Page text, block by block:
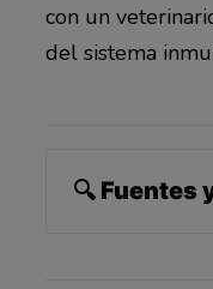
con un
del sistema
🔍 Fuentes